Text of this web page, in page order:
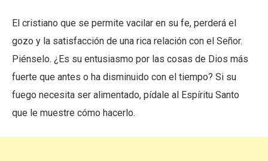
El cristiano que se permite vacilar en su fe, perderá el
gozo y la satisfacción de una rica relación con el Señor.
Piénselo. ¿Es su entusiasmo por las cosas de Dios más
fuerte que antes o ha disminuido con el tiempo? Si su
fuego necesita ser alimentado, pídale al Espíritu Santo
que le muestre cómo hacerlo.